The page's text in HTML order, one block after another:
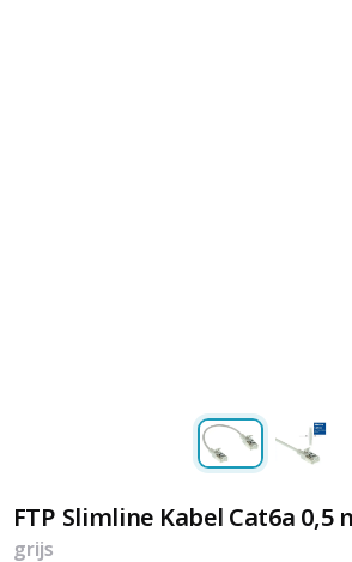
FTP Slimline Kabel Cat6a 0,5
grijs